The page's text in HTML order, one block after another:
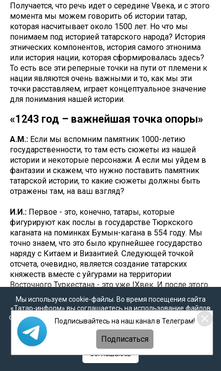
Получается, что речь идет о середине Vвека, и с этого
момента мы можем говорить об истории татар,
которая насчитывает около 1500 лет. Но что мы
понимаем под историей татарского народа? История
этнических компонентов, история самого этнонима
или история нации, которая сформировалась здесь?
То есть все эти реперные точки на пути от племени к
нации являются очень важными и то, как мы эти
точки расставляем, играет концептуальное значение
для понимания нашей истории.
«1243 год – важнейшая точка опоры»
А.М.: Если мы вспомним памятник 1000-летию
государственности, то там есть сюжеты из нашей
истории и некоторые персонажи. А если мы уйдем в
фантазии и скажем, что нужно поставить памятник
татарской истории, то какие сюжеты должны быть
отражены там, на ваш взгляд?
И.И.: Первое - это, конечно, татары, которые
фигурируют как послы в государстве Тюркского
каганата на поминках Бумын-кагана в 554 году. Мы
точно знаем, что это было крупнейшее государство
наряду с Китаем и Византией. Следующей точкой
отсчета, очевидно, является создание татарских
княжеств вместе с уйгурами на территории
Восточного Туркестана - это уже IXвек. И после этого
восточные источники начинают фиксировать Дешт-
и-татар как страну татар в Центральной Азии.
С другой точки зрения, это становление на новой
территории Поволжья Улуса Джучи, 1243 год –
важнейшая точка опоры. Другая – это 1556 год, когда
Казанское ханство пало, и татары оказались в новой
Мы используем cookie-файлы. Во время посещения сайта
«Татар-информ» вы соглашаетесь на использование файлов
cookie в соответствии с настоящим уведомлением, согласием
наобработку персональных данных,Политикой о
персональных данных
Политикой конфиденциальности
Соглашаюсь
Подписывайтесь на наш канал в Телеграм!
Подписаться